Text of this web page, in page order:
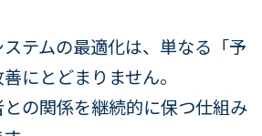
テムの最適化は、単なる「予
にとどまりません。
の関係を継続的に保つ仕組み